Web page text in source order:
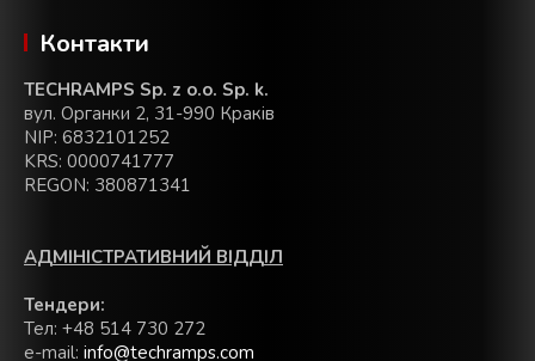
Контакти
TECHRAMPS Sp. z o.o. Sp. k.
вул. Органки 2, 31-990 Краків
NIP: 6832101252
KRS: 0000741777
REGON: 380871341
АДМІНІСТРАТИВНИЙ ВІДДІЛ
Тендери:
Тел: +48 514 730 272
e-mail: info@techramps.com